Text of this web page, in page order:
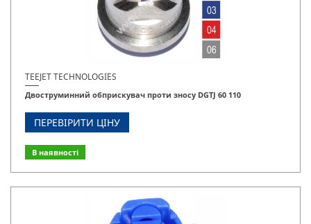
TEEJET TECHNOLOGIES
Двоструминний обприскувач проти зносу DGTJ 60 110
ПЕРЕВІРИТИ ЦІНУ
В наявності